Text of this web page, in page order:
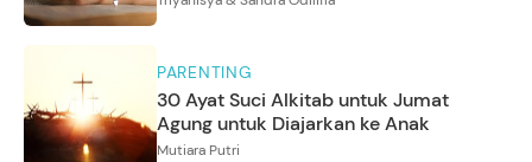
PARENTING
30 Ayat Suci Alkitab untuk Jumat
Agung untuk Diajarkan ke Anak
Mutiara Putri